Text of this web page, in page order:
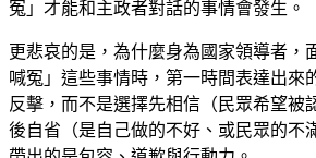
冤」才能和主政者對話的事情會發生。
更悲哀的是，為什麼身為國家領導者，
喊冤」這些事情時，第一時間表達出來
反擊，而不是選擇先相信（民眾希望被
後自省（是自己做的不好、或民眾的不